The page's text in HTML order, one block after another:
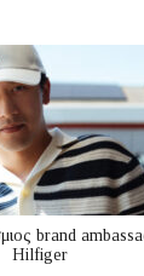
brand
Hilfiger